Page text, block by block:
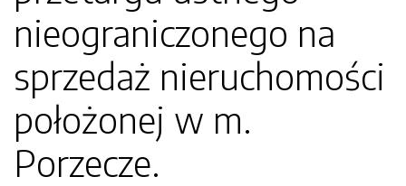
nieograniczonego na
sprzedaż nieruchomości
położonej w m.
Porzecze.